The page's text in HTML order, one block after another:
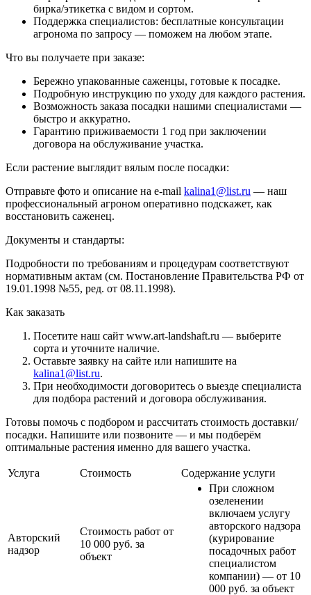
бирка/этикетка с видом и сортом.
Поддержка специалистов: бесплатные консультации
агронома по запросу — поможем на любом этапе.
Что вы получаете при заказе:
Бережно упакованные саженцы, готовые к посадке.
Подробную инструкцию по уходу для каждого растения.
Возможность заказа посадки нашими специалистами —
быстро и аккуратно.
Гарантию приживаемости 1 год при заключении
договора на обслуживание участка.
Если растение выглядит вялым после посадки:
Отправьте фото и описание на e-mail kalina1@list.ru — наш
профессиональный агроном оперативно подскажет, как
восстановить саженец.
Документы и стандарты:
Подробности по требованиям и процедурам соответствуют
нормативным актам (см. Постановление Правительства РФ от
19.01.1998 №55, ред. от 08.11.1998).
Как заказать
Посетите наш сайт www.art-landshaft.ru — выберите
сорта и уточните наличие.
Оставьте заявку на сайте или напишите на
kalina1@list.ru.
При необходимости договоритесь о выезде специалиста
для подбора растений и договора обслуживания.
Готовы помочь с подбором и рассчитать стоимость доставки/
посадки. Напишите или позвоните — и мы подберём
оптимальные растения именно для вашего участка.
Услуга Стоимость Содержание услуги
Авторский
надзор
Стоимость работ от
10 000 руб. за
объект
При сложном
озеленении
включаем услугу
авторского надзора
(курирование
посадочных работ
специалистом
компании) — от 10
000 руб. за объект